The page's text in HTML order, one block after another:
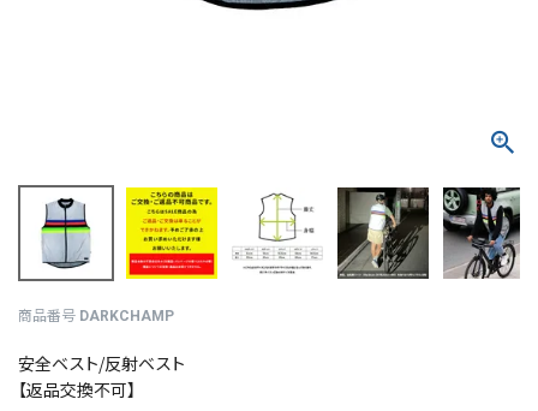
商品番号 DARKCHAMP
安全ベスト/反射ベスト
【返品交換不可】